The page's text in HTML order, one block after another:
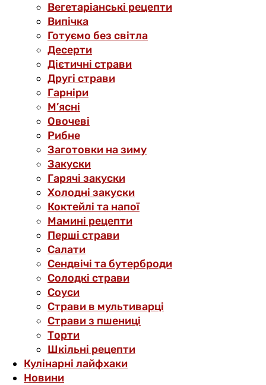
Вегетаріанські рецепти
Випічка
Готуємо без світла
Десерти
Дієтичні страви
Другі страви
Гарніри
М’ясні
Овочеві
Рибне
Заготовки на зиму
Закуски
Гарячі закуски
Холодні закуски
Коктейлі та напої
Мамині рецепти
Перші страви
Салати
Сендвічі та бутерброди
Солодкі страви
Соуси
Страви в мультиварці
Страви з пшениці
Торти
Шкільні рецепти
Кулінарні лайфхаки
Новини